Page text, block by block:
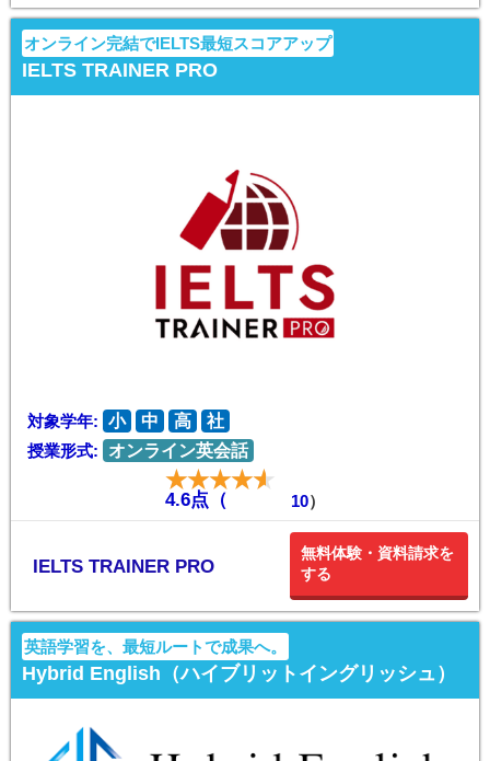
オンライン完結でIELTS最短スコアアップ
IELTS TRAINER PRO
対象学年: 小 中 高
社
授業形式:
オンライン英会話
4.6点（ 10）
IELTS TRAINER PRO
無料体験・資料請求を
する
英語学習を、最短ルートで成果へ。
Hybrid English（ハイブリットイングリッシュ）